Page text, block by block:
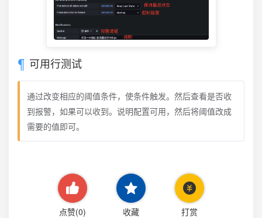
可用行测试
通过改变相应的阈值条件，使条件触发。然后查看是否收
到报警，如果可以收到。说明配置可用，然后将阈值改成
需要的值即可。
点赞(0) 收藏 打赏